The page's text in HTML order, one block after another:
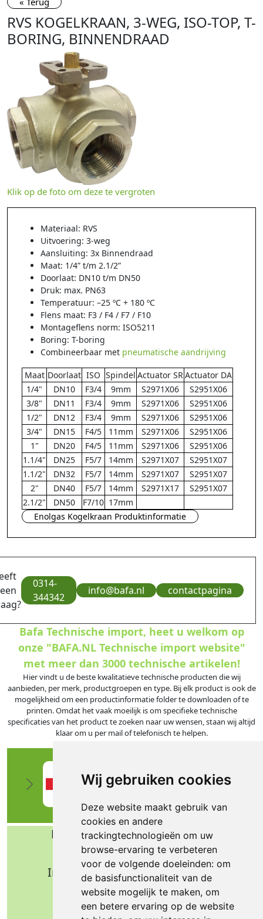
Wij gebruiken cookies
Deze website maakt gebruik van
cookies en andere
trackingtechnologieën om uw
browse-ervaring te verbeteren
voor de volgende doeleinden: om
de basisfunctionaliteit van de
website mogelijk te maken, om
een betere ervaring op de website
RVS KOGELKRAAN, 3-WEG, ISO-TOP, T-
BORING, BINNENDRAAD
Klik op de foto om deze te vergroten
Materiaal: RVS
Uitvoering: 3-weg
Aansluiting: 3x Binnendraad
Maat: 1/4” t/m 2.1/2”
Doorlaat: DN10 t/m DN50
Druk: max. PN63
Temperatuur: –25 ºC + 180 ºC
Flens maat: F3 / F4 / F7 / F10
Montageflens norm: ISO5211
Boring: T-boring
Combineerbaar met pneumatische aandrijving
Maat Doorlaat ISO Spindel Actuator SRActuator DA
1/4"
DN10 F3/4 9mm S2971X06
S2951X06
3/8"
DN11 F3/4 9mm S2971X06
S2951X06
1/2"
DN12 F3/4 9mm S2971X06
S2951X06
3/4"
DN15 F4/5 11mm S2971X06
S2951X06
1"
DN20 F4/5 11mm S2971X06
S2951X06
1.1/4"
DN25 F5/7 14mm S2971X07
S2951X07
1.1/2"
DN32 F5/7 14mm S2971X07
S2951X07
2"
DN40 F5/7 14mm S2971X17
S2951X07
2.1/2"
DN50 F7/10 17mm
Enolgas Kogelkraan Produktinformatie
0314-
344342
info@bafa.nl contactpagina
Bafa Technische import, heet u welkom op
onze "BAFA.NL Technische import website"
met meer dan 3000 technische artikelen!
Hier vindt u de beste kwalitatieve technische producten die wij
aanbieden, per merk, productgroepen en type. Bij elk product is ook de
mogelijkheid om een productinformatie folder te downloaden of te
printen. Omdat het vaak moeilijk is om specifieke technische
specificaties van het product te zoeken naar uw wensen, staan wij altijd
klaar om u per mail of telefonisch te helpen.
Bafa b.v. Technische import
Nijverheidsweg 11
Industrieterrein Verheulsweide
7005 AS Doetinchem
Tel.: +31 (0)314 344 342